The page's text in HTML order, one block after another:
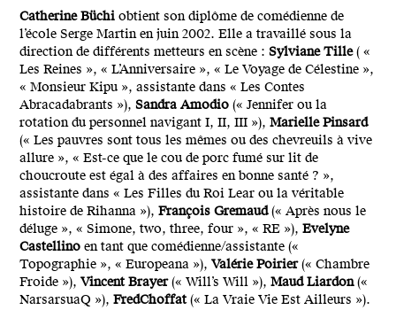
Catherine Büchiobtient son diplôme de comédienne de
l’école Serge Martin en juin 2002. Elle a travaillé sous la
direction de différents metteurs en scène :Sylviane Tille( «
Les Reines », « L’Anniversaire », « Le Voyage de Célestine »,
« Monsieur Kipu », assistante dans « Les Contes
Abracadabrants »),Sandra Amodio(« Jennifer ou la
rotation du personnel navigant I, II, III »),Marielle Pinsard
(« Les pauvres sont tous les mêmes ou des chevreuils à vive
allure », « Est-ce que le cou de porc fumé sur lit de
choucroute est égal à des affaires en bonne santé ? »,
assistante dans « Les Filles du Roi Lear ou la véritable
histoire de Rihanna »),François Gremaud(« Après nous le
déluge », « Simone, two, three, four », « RE »),Evelyne
Castellinoen tant que comédienne/assistante («
Topographie », « Europeana »),Valérie Poirier(« Chambre
Froide »),Vincent Brayer(« Will’s Will »),Maud Liardon(«
NarsarsuaQ »),FredChoffat(« La Vraie Vie Est Ailleurs »).